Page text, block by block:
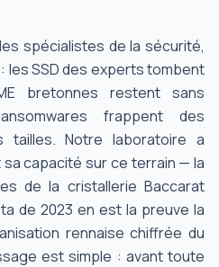
spécialistes de la sécurité,
les SSD des experts tombent
bretonnes restent sans
frappent des
tailles. Notre laboratoire a
capacité sur ce terrain — la
de la cristallerie Baccarat
de 2023 en est la preuve la
rennaise chiffrée du
est simple : avant toute